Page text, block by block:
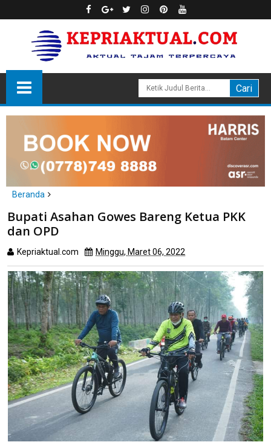
Beranda
Bupati Asahan Gowes Bareng Ketua PKK dan OPD
Bupati Asahan Gowes Bareng Ketua PKK
dan OPD
Kepriaktual.com Minggu, Maret 06, 2022